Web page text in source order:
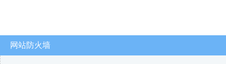
网站防火墙